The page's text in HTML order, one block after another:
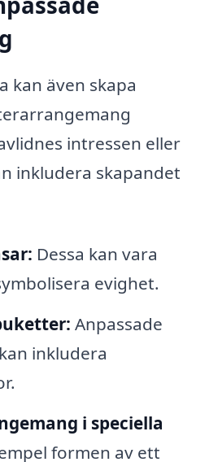
kan även skapa
intressen eller
inkludera skapandet
Dessa kan vara
evighet.
Anpassade
inkludera
i speciella
formen av ett